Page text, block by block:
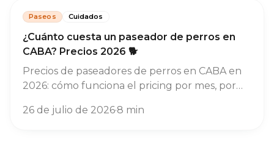
Paseos Cuidados
¿Cuánto cuesta un paseador de perros en
CABA? Precios 2026 🐕
Precios de paseadores de perros en CABA en
2026: cómo funciona el pricing por mes, por
encarece un paseo dedicado y en qué fijarte
26 de julio de 2026·8 min